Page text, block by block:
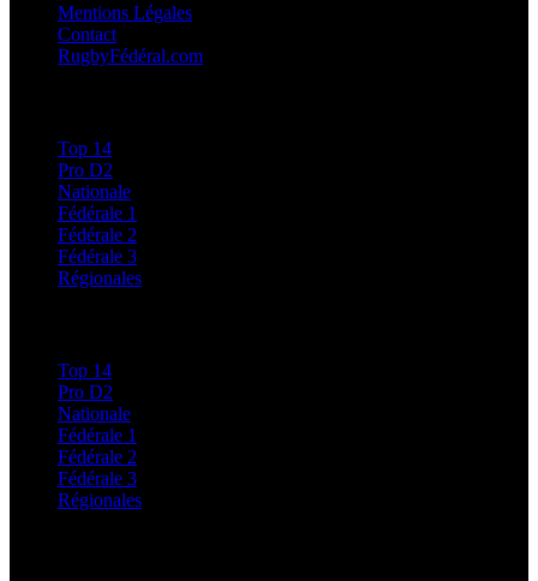
Mentions Légales
Contact
RugbyFédéral.com
Top 14
Pro D2
Nationale
Fédérale 1
Fédérale 2
Fédérale 3
Régionales
Top 14
Pro D2
Nationale
Fédérale 1
Fédérale 2
Fédérale 3
Régionales